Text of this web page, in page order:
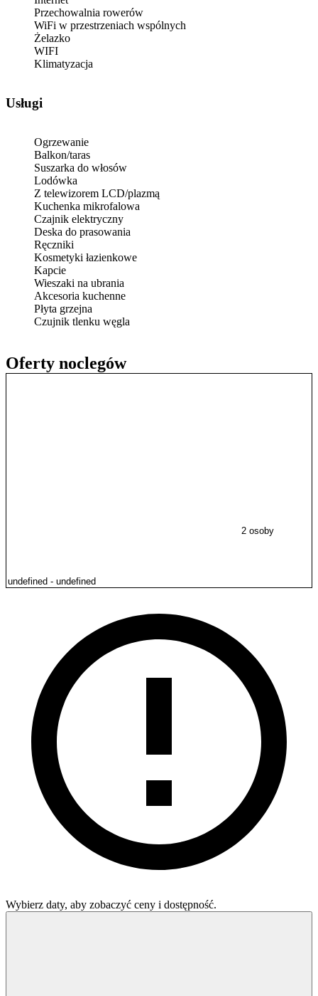
Oferty noclegów
2 osoby
Wybierz daty, aby zobaczyć ceny i dostępność.
Przechowalnia rowerów
WiFi w przestrzeniach wspólnych
Żelazko
WIFI
Klimatyzacja
Usługi
Ogrzewanie
Balkon/taras
Suszarka do włosów
Lodówka
Z telewizorem LCD/plazmą
Kuchenka mikrofalowa
Czajnik elektryczny
Deska do prasowania
Ręczniki
Kosmetyki łazienkowe
Kapcie
Wieszaki na ubrania
Akcesoria kuchenne
Płyta grzejna
Czujnik tlenku węgla